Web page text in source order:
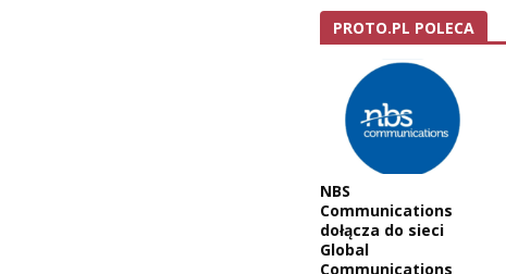
PROTO.PL POLECA
NBS
Communications
dołącza do sieci
Global
Communications